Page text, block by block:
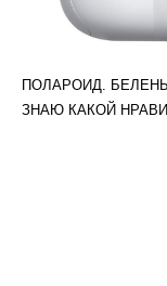
ПОЛАРОИД.
ЗНАЮ КАКОЙ